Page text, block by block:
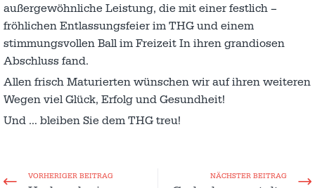
außergewöhnliche Leistung, die mit einer festlich –
fröhlichen Entlassungsfeier im THG und einem
stimmungsvollen Ball im Freizeit In ihren grandiosen
Abschluss fand.
Allen frisch Maturierten wünschen wir auf ihren weiteren
Wegen viel Glück, Erfolg und Gesundheit!
Und … bleiben Sie dem THG treu!
VORHERIGER BEITRAG NÄCHSTER BEITRAG